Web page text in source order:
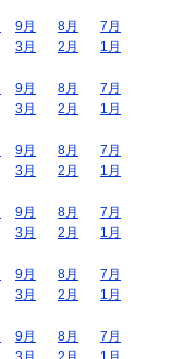
9月 8月
7月
3月 2月
1月
9月 8月
7月
3月 2月
1月
9月 8月
7月
3月 2月
1月
9月 8月
7月
3月 2月
1月
9月 8月
7月
3月 2月
1月
9月 8月
7月